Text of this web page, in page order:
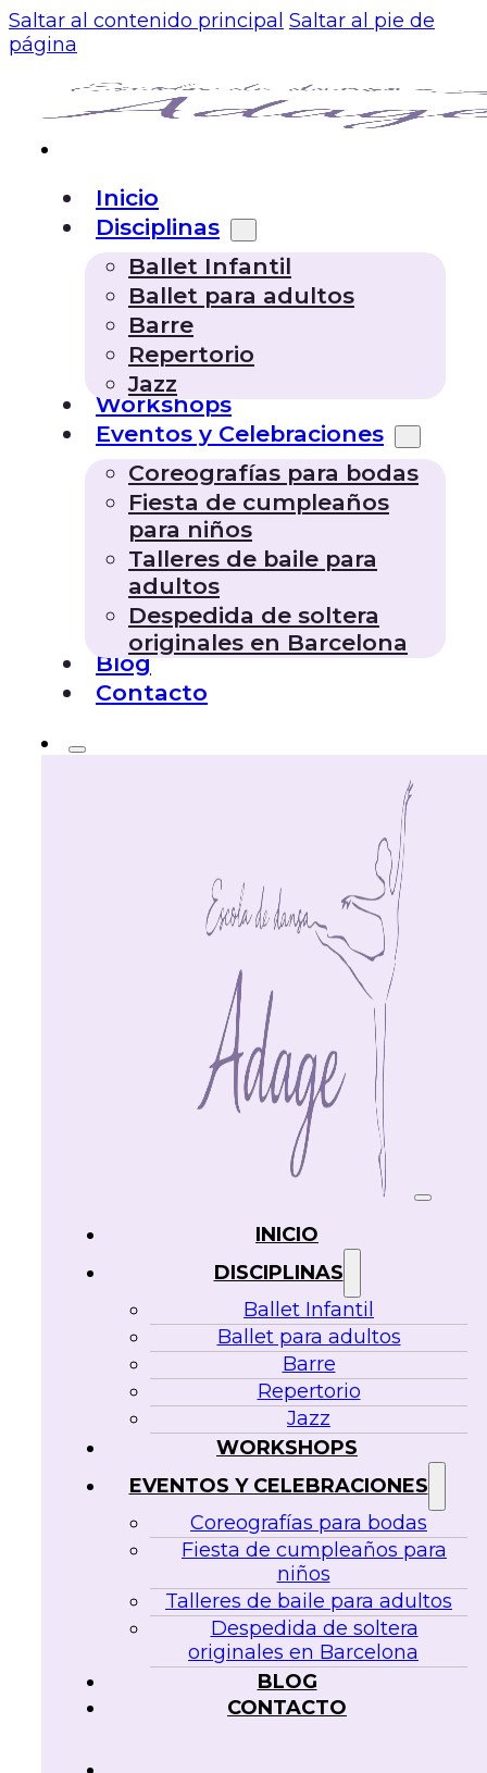
Saltar al contenido principal Saltar al pie de
página
Inicio
Disciplinas
Ballet Infantil
Ballet para adultos
Barre
Repertorio
Jazz
Workshops
Eventos y Celebraciones
Coreografías para bodas
Fiesta de cumpleaños
para niños
Talleres de baile para
adultos
Despedida de soltera
originales en Barcelona
Blog
Contacto
INICIO
DISCIPLINAS
Ballet Infantil
Ballet para adultos
Barre
Repertorio
Jazz
WORKSHOPS
EVENTOS Y CELEBRACIONES
Coreografías para bodas
Fiesta de cumpleaños para
niños
Talleres de baile para adultos
Despedida de soltera
originales en Barcelona
BLOG
CONTACTO